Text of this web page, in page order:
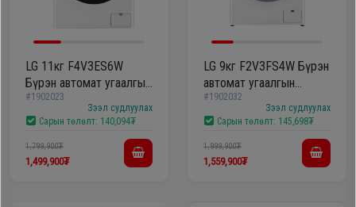
LG 11кг F4V3ES6W
Бүрэн автомат угаалгын
машин
#1902023
Зээл судлуулах
Сарын төлөлт: 140,094₮
1,799,900₮
1,499,900₮
LG 9кг F2V3FS4W Бүрэн
автомат угаалгын
машин
#1902032
Зээл судлуулах
Сарын төлөлт: 145,698₮
1,999,900₮
1,559,900₮